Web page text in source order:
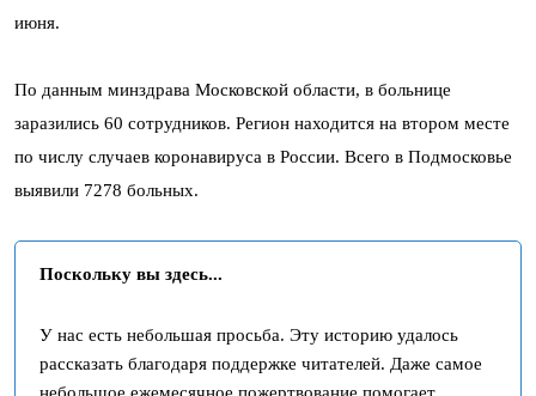
июня.
По данным минздрава Московской области, в больнице
заразились 60 сотрудников. Регион находится на втором месте
по числу случаев коронавируса в России. Всего в Подмосковье
выявили 7278 больных.
Поскольку вы здесь...
У нас есть небольшая просьба. Эту историю удалось
рассказать благодаря поддержке читателей. Даже самое